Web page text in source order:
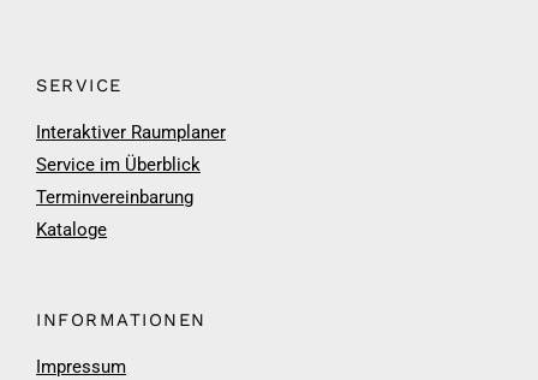
SERVICE
Interaktiver Raumplaner
Service im Überblick
Terminvereinbarung
Kataloge
INFORMATIONEN
Impressum